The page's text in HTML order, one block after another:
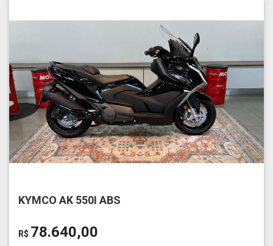
KYMCO AK 550I ABS
R$ 78.640,00